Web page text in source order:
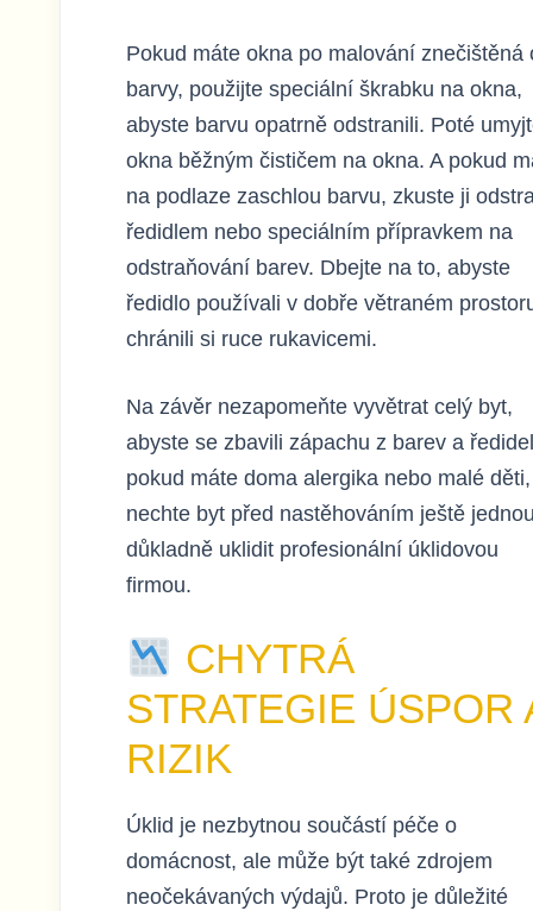
Pokud máte okna po malování znečištěná
barvy, použijte speciální škrabku na okna,
abyste barvu opatrně odstranili. Poté
okna běžným čističem na okna. A pokud
na podlaze zaschlou barvu, zkuste ji
ředidlem nebo speciálním přípravkem na
odstraňování barev. Dbejte na to, abyste
ředidlo používali v dobře větraném
chránili si ruce rukavicemi.
Na závěr nezapomeňte vyvětrat celý byt,
abyste se zbavili zápachu z barev a
pokud máte doma alergika nebo malé děti,
nechte byt před nastěhováním ještě
důkladně uklidit profesionální úklidovou
firmou.
CHYTRÁ
STRATEGIE ÚSPOR
RIZIK
Úklid je nezbytnou součástí péče o
domácnost, ale může být také zdrojem
neočekávaných výdajů. Proto je důležité